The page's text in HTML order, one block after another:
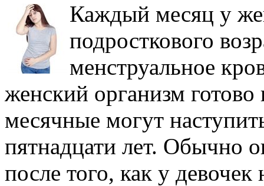
Каждый месяц у
подросткового
менструальное
женский организм
месячные могут
пятнадцати лет. Обычно
после того, как у девочек